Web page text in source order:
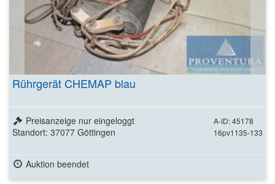
Rührgerät CHEMAP blau
A-ID: 45178
16pv1135-133
Preisanzeige nur eingeloggt
Standort: 37077 Göttingen
Auktion beendet